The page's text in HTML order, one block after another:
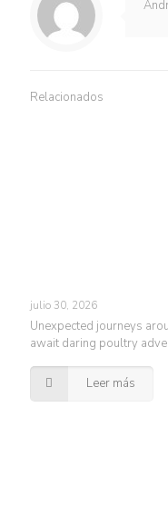
Relacionados
julio 30, 2026
Unexpected journeys
await daring poultry
Leer más